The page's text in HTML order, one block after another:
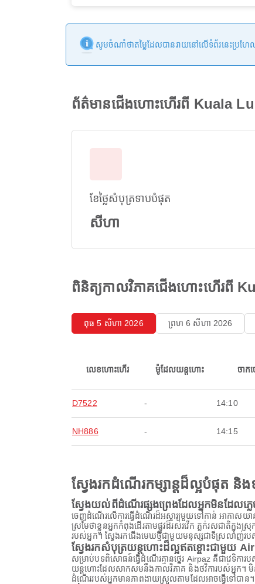
សូមចំណាំថាតម្លៃដែលបានរាយនៅលើទំព័រនេះប្រហ
ព័ត៌មានជើងហោះហើរពី Kuala
ខែថ្លៃសំបុត្រទាបបំផុត
សីហា
ពិនិត្យកាលវិភាគជើងហោះហើរពី
ពុធ 5 សីហា 2026 ព្រហ 6 សីហា 2026
លេខហោះហើរ ម៉ូដែលយន្តហោះ ចាក
D7522 - 14:10
NH886 - 14:15
ស្វែងរកដំណើរកម្សាន្តដ៏ល្អបំផុត
ស្វែងយល់ពីដំណើរផ្សងព្រេងដែលអ្នកមិនដែលភ្លេ
ចេញដំណើរលើការធ្វើដំណើរដ៏អស្ចារ្យមួយទៅកាន់ អាកាសយ
ស្រមៃថាខ្លួនអ្នកកំពុងដើរតាមផ្លូវដ៏រស់រវើក ភ្លក់រសជាតិ
របស់អ្នក។ ស្វែងរកជើងមេឃថ្មីជាមួយមនុស្សជាទីស្រលាញ់រ
ស្វែងរកសំបុត្រយន្តហោះដ៏ល្អឥតខ្ចោះជាមួយ
សម្រាប់បទពិសោធន៍ធ្វើដំណើរគ្មានថ្នេរ Airpaz គឺជាវេ
យន្តហោះដែលសាកសមនឹងកាលវិភាគ និងថវិការបស់អ្នក។ មិន
ដំណើររបស់អ្នកមានភាពងាយស្រួលតាមដែលអាចធ្វើទៅបាន។